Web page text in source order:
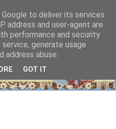
to deliver its services
address and user-agent are
performance and security
generate usage
abuse.
GOT IT